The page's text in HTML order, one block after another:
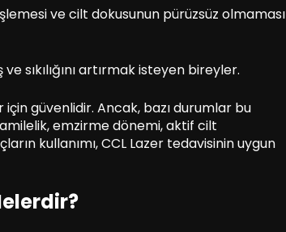
ve cilt dokusunun pürüzsüz olmaması
sıkılığını artırmak isteyen bireyler.
için güvenlidir. Ancak, bazı durumlar bu
emzirme dönemi, aktif cilt
kullanımı, CCL Lazer tedavisinin uygun